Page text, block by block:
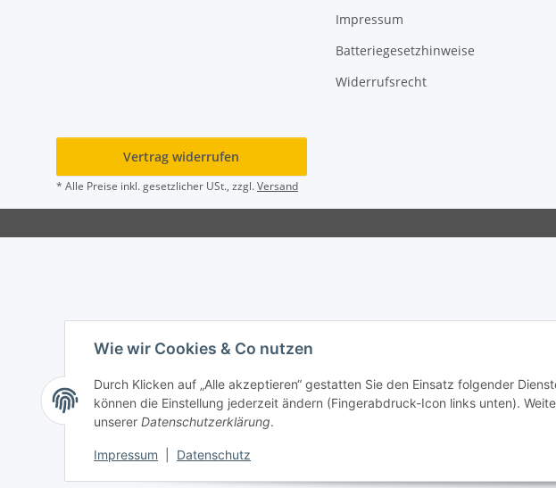
Wie wir Cookies & Co nutzen
Durch Klicken auf „Alle akzeptieren“ gestatten Sie den Einsatz folgender
können die Einstellung jederzeit ändern (Fingerabdruck-Icon links unten).
unserer Datenschutzerklärung.
Impressum Datenschutz
Impressum
Batteriegesetzhinweise
Widerrufsrecht
Vertrag widerrufen
* Alle Preise inkl. gesetzlicher USt., zzgl.Versand